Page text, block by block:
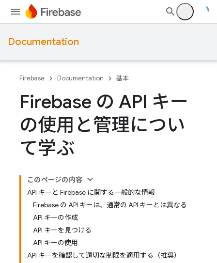
Documentation
Firebase Documentation 基本
Firebase の API キー
の使用と管理につい
て学ぶ
このページの内容
API キーと Firebase に関する一般的な情報
Firebase の API キーは、通常の API キーとは異なる
API キーの作成
API キーを見つける
API キーの使用
API キーを確認して適切な制限を適用する（推奨）